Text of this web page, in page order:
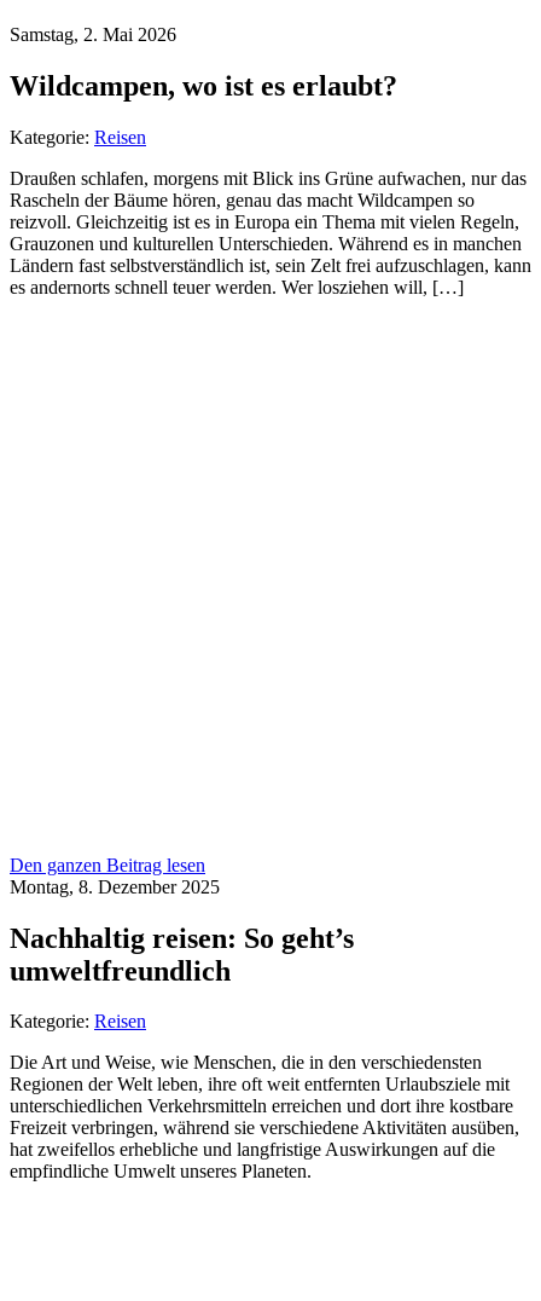
Samstag, 2. Mai 2026
Wildcampen, wo ist es erlaubt?
Kategorie: Reisen
Draußen schlafen, morgens mit Blick ins Grüne aufwachen, nur das
Rascheln der Bäume hören, genau das macht Wildcampen so
reizvoll. Gleichzeitig ist es in Europa ein Thema mit vielen Regeln,
Grauzonen und kulturellen Unterschieden. Während es in manchen
Ländern fast selbstverständlich ist, sein Zelt frei aufzuschlagen, kann
es andernorts schnell teuer werden. Wer losziehen will, […]
Den ganzen Beitrag lesen
Montag, 8. Dezember 2025
Nachhaltig reisen: So geht’s
umweltfreundlich
Kategorie: Reisen
Die Art und Weise, wie Menschen, die in den verschiedensten
Regionen der Welt leben, ihre oft weit entfernten Urlaubsziele mit
unterschiedlichen Verkehrsmitteln erreichen und dort ihre kostbare
Freizeit verbringen, während sie verschiedene Aktivitäten ausüben,
hat zweifellos erhebliche und langfristige Auswirkungen auf die
empfindliche Umwelt unseres Planeten.